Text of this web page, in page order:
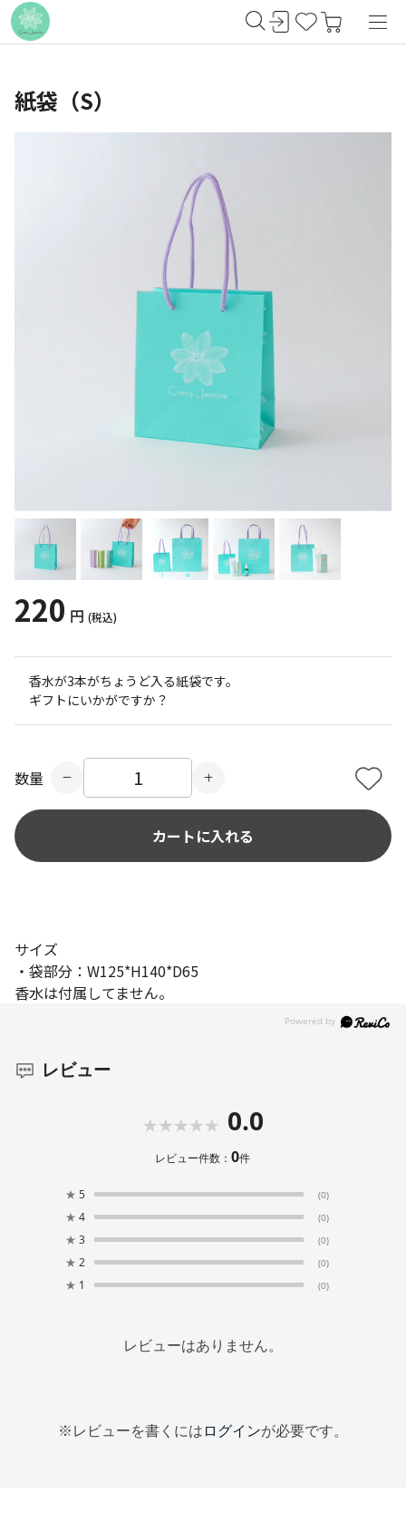
紙袋（S）
香水が3本がちょうど入る紙袋です。
ギフトにいかがですか？
220 円 (税込)
数量
カートに入れる
サイズ
・袋部分：W125*H140*D65
香水は付属してません。
レビュー
0.0
レビュー件数：0件
★ 5 (0)
★ 4 (0)
★ 3 (0)
★ 2 (0)
★ 1 (0)
レビューはありません。
※レビューを書くには ログインが必要です。